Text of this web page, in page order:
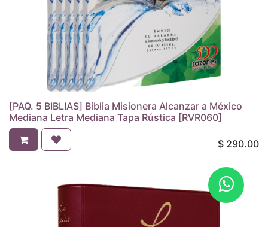
[PAQ. 5 BIBLIAS] Biblia Misionera Alcanzar a México
Mediana Letra Mediana Tapa Rústica [RVR060]
$ 290.00